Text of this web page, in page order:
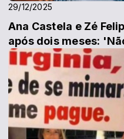
29/12/2025
Ana Castela e Zé
após dois meses: